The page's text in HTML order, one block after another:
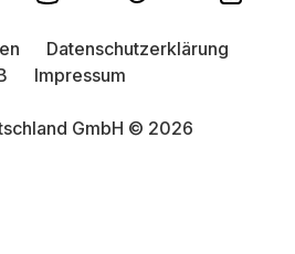
GmbH © 2026
Datenschutzerklärung
Impressum